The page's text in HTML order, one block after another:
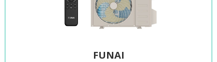
FUNAI